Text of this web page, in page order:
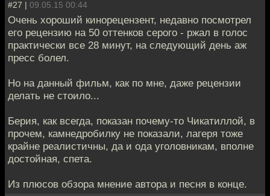
#27 | 09.05.15 00:44
Очень хороший кинорецензент, недавно посмотрел
его рецензию на 50 оттенков серого - ржал в голос
практически все 28 минут, на следующий день аж
пресс болел.
Но на данный фильм, как по мне, даже рецензии
делать не стоило...
Берия, как всегда, показан почему-то Чикатиллой, в
прочем, камнедробилку не показали, лагеря тоже
крайне реалистичны, да и ода уголовникам, вполне
достойная, спета.
Из плюсов обзора мнение автора и песня в конце.